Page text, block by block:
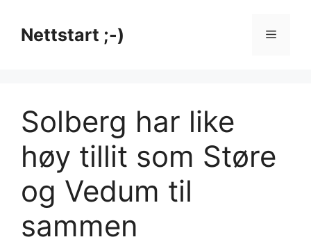
innholdNettstart ;-) Meny
Solberg har like
høy tillit som Støre
og Vedum til
sammen